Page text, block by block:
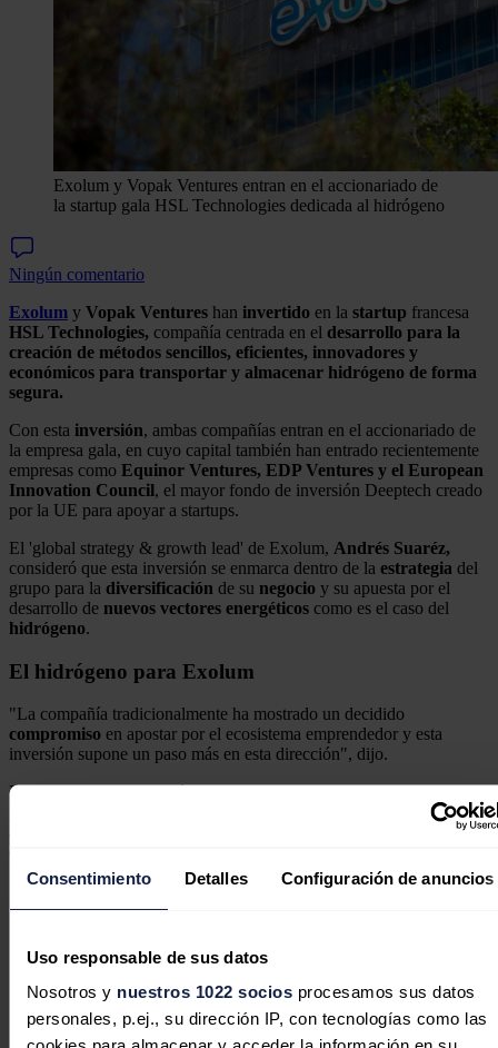
Consentimiento Detalles Configuración de anuncios
Uso responsable de sus datos
Nosotros y nuestros 1022 sociosprocesamos sus datos
personales, p.ej., su dirección IP, con tecnologías como las
Exolum y Vopak Ventures entran en el accionariado de
la startup gala HSL Technologies dedicada al hidrógeno
Ningún comentario
Exolum y Vopak Ventures han invertido en la startup francesa
HSL Technologies, compañía centrada en el desarrollo para la
creación de métodos sencillos, eficientes, innovadores y
económicos para transportar y almacenar hidrógeno de forma
segura.
Con esta inversión, ambas compañías entran en el accionariado de
la empresa gala, en cuyo capital también han entrado recientemente
empresas como Equinor Ventures, EDP Ventures y el European
Innovation Council, el mayor fondo de inversión Deeptech creado
por la UE para apoyar a startups.
El 'global strategy & growth lead' de Exolum, Andrés Suaréz,
consideró que esta inversión se enmarca dentro de la estrategia del
grupo para la diversificación de su negocio y su apuesta por el
desarrollo de nuevos vectores energéticos como es el caso del
hidrógeno.
El hidrógeno para Exolum
"La compañía tradicionalmente ha mostrado un decidido
compromiso en apostar por el ecosistema emprendedor y esta
inversión supone un paso más en esta dirección", dijo.
En concreto, la tecnología patentada de HSL Technologies tiene el
potencial de superar el reto fundamental que supone el transporte y
Exolum comienza a operar en la terminal de
combustible del aeropuerto de Lisboa
Exolum ha comenzado a operar en la terminal de
almacenamiento de combustible del aeropuerto